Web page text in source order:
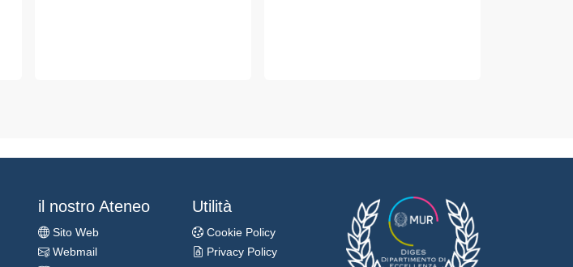
il nostro Ateneo
Sito Web
Webmail
Utilità
Cookie Policy
Privacy Policy